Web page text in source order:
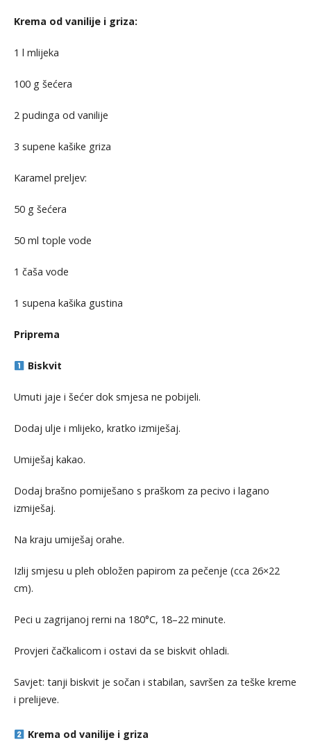
Krema od vanilije i griza:
1 l mlijeka
100 g šećera
2 pudinga od vanilije
3 supene kašike griza
Karamel preljev:
50 g šećera
50 ml tople vode
1 čaša vode
1 supena kašika gustina
Priprema
Biskvit
Umuti jaje i šećer dok smjesa ne pobijeli.
Dodaj ulje i mlijeko, kratko izmiješaj.
Umiješaj kakao.
Dodaj brašno pomiješano s praškom za pecivo i lagano
izmiješaj.
Na kraju umiješaj orahe.
Izlij smjesu u pleh obložen papirom za pečenje (cca 26×22
cm).
Peci u zagrijanoj rerni na 180°C, 18–22 minute.
Provjeri čačkalicom i ostavi da se biskvit ohladi.
Savjet: tanji biskvit je sočan i stabilan, savršen za teške kreme
i prelijeve.
Krema od vanilije i griza